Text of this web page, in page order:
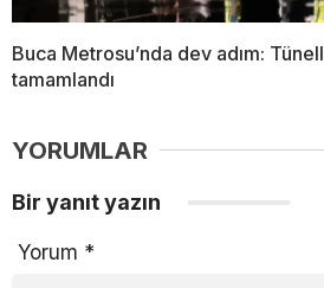
Buca Metrosu’nda dev adım:
tamamlandı
YORUMLAR
Bir yanıt yazın
Yorum *